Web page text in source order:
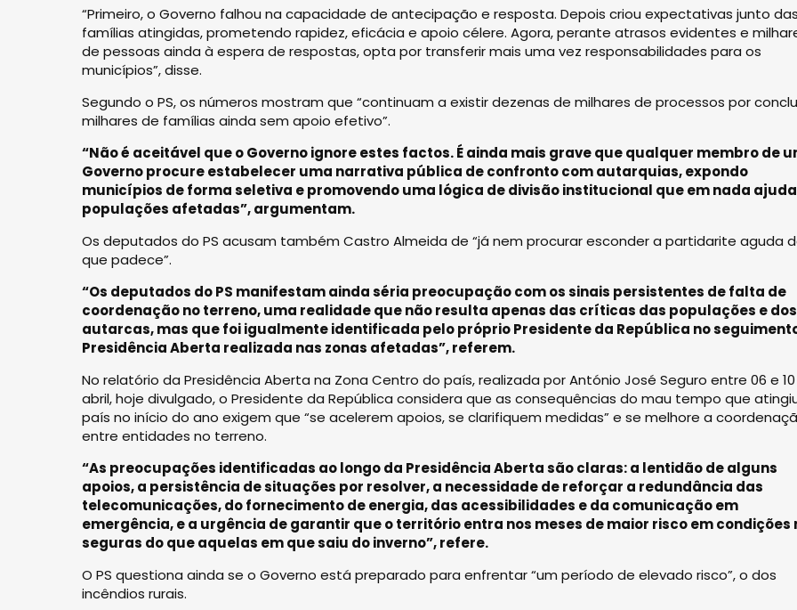
“Primeiro, o Governo falhou na capacidade de antecipação e resposta. Depois criou expectativas junto das
famílias atingidas, prometendo rapidez, eficácia e apoio célere. Agora, perante atrasos evidentes e
de pessoas ainda à espera de respostas, opta por transferir mais uma vez responsabilidades para os
municípios”, disse.
Segundo o PS, os números mostram que “continuam a existir dezenas de milhares de processos por
milhares de famílias ainda sem apoio efetivo”.
“Não é aceitável que o Governo ignore estes factos. É ainda mais grave que qualquer membro de
Governo procure estabelecer uma narrativa pública de confronto com autarquias, expondo
municípios de forma seletiva e promovendo uma lógica de divisão institucional que em nada
populações afetadas”, argumentam.
Os deputados do PS acusam também Castro Almeida de “já nem procurar esconder a partidarite aguda
que padece”.
“Os deputados do PS manifestam ainda séria preocupação com os sinais persistentes de falta de
coordenação no terreno, uma realidade que não resulta apenas das críticas das populações e dos
autarcas, mas que foi igualmente identificada pelo próprio Presidente da República no
Presidência Aberta realizada nas zonas afetadas”, referem.
No relatório da Presidência Aberta na Zona Centro do país, realizada por António José Seguro entre 06 e
abril, hoje divulgado, o Presidente da República considera que as consequências do mau tempo que
país no início do ano exigem que “se acelerem apoios, se clarifiquem medidas” e se melhore a
entre entidades no terreno.
“As preocupações identificadas ao longo da Presidência Aberta são claras: a lentidão de alguns
apoios, a persistência de situações por resolver, a necessidade de reforçar a redundância das
telecomunicações, do fornecimento de energia, das acessibilidades e da comunicação em
emergência, e a urgência de garantir que o território entra nos meses de maior risco em condições
seguras do que aquelas em que saiu do inverno”, refere.
O PS questiona ainda se o Governo está preparado para enfrentar “um período de elevado risco”, o dos
incêndios rurais.